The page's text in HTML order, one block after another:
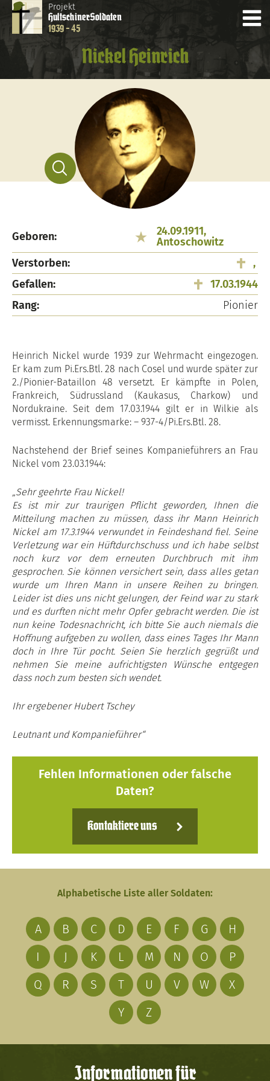
Projekt
HultschinerSoldaten
1939 - 45
Nickel Heinrich
Geboren:
24.09.1911,
Antoschowitz
Verstorben:
,
Gefallen:
17.03.1944
Rang:
Pionier
Heinrich Nickel wurde 1939 zur Wehrmacht eingezogen.
Er kam zum Pi.Ers.Btl. 28 nach Cosel und wurde später zur
2./Pionier-Bataillon 48 versetzt. Er kämpfte in Polen,
Frankreich, Südrussland (Kaukasus, Charkow) und
Nordukraine. Seit dem 17.03.1944 gilt er in Wilkie als
vermisst. Erkennungsmarke: – 937-4/Pi.Ers.Btl. 28.
Nachstehend der Brief seines Kompanieführers an Frau
Nickel vom 23.03.1944:
„Sehr geehrte Frau Nickel!
Es ist mir zur traurigen Pflicht geworden, Ihnen die
Mitteilung machen zu müssen, dass ihr Mann Heinrich
Nickel am 17.3.1944 verwundet in Feindeshand fiel. Seine
Verletzung war ein Hüftdurchschuss und ich habe selbst
noch kurz vor dem erneuten Durchbruch mit ihm
gesprochen. Sie können versichert sein, dass alles getan
wurde um Ihren Mann in unsere Reihen zu bringen.
Leider ist dies uns nicht gelungen, der Feind war zu stark
und es durften nicht mehr Opfer gebracht werden. Die ist
nun keine Todesnachricht, ich bitte Sie auch niemals die
Hoffnung aufgeben zu wollen, dass eines Tages Ihr Mann
doch in Ihre Tür pocht. Seien Sie herzlich gegrüßt und
nehmen Sie meine aufrichtigsten Wünsche entgegen
dass noch zum besten sich wendet.
Ihr ergebener Hubert Tschey
Leutnant und Kompanieführer“
Fehlen Informationen oder falsche
Daten?
Kontaktiere uns
Alphabetische Liste aller Soldaten:
A B C D E F G
H
I
J K L M N O
P
Q
R S T U V W
X
Y
Z
Informationen für